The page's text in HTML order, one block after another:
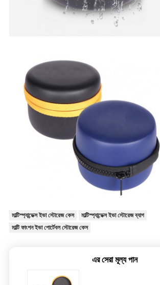
মাল্টিস্প্যান্ডেক্স ইভা স্টোরেজ কেস
মাল্টিস্প্যান্ডেক্স ইভা স্টোরেজ ব্যাগ
মাল্টি ফাংশন ইভা পোর্টেবল স্টোরেজ কেস
এর সেরা মূল্য পান